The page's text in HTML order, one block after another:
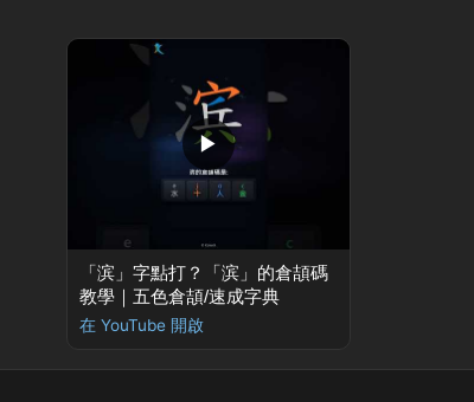
▶
「滨」字點打？「滨」的倉頡碼
教學｜五色倉頡/速成字典
在 YouTube 開啟